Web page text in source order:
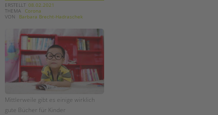
ERSTELLT 08.02.2021
THEMA Corona
VON
Barbara Brecht-Hadraschek
Mittlerweile gibt es einige wirklich
gute Bücher für Kinder